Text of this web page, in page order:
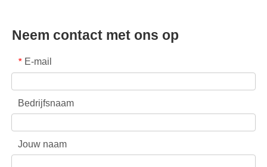
Neem contact met ons op
* E-mail
Bedrijfsnaam
Jouw naam